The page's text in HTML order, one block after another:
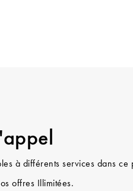
à différents services dans ce
offres Illimitées.